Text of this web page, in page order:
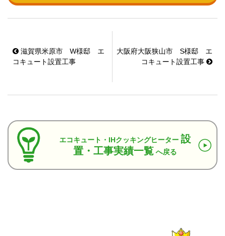
滋賀県米原市 W様邸 エ
コキュート設置工事
大阪府大阪狭山市 S様邸 エ
コキュート設置工事
エコキュート・IHクッキングヒーター 設
置・工事実績一覧 へ戻る